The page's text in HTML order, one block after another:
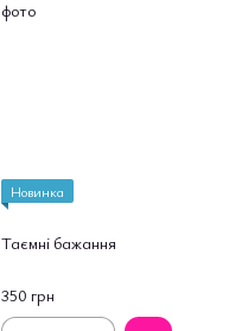
Новинка
Таємні бажання
350 грн